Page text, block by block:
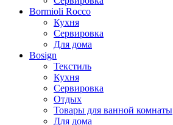
Bormioli Rocco
Кухня
Сервировка
Для дома
Bosign
Текстиль
Кухня
Сервировка
Отдых
Товары для ванной комнаты
Для дома